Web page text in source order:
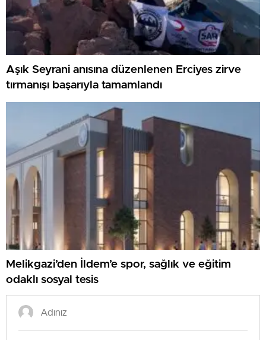
Aşık Seyrani anısına düzenlenen Erciyes zirve
tırmanışı başarıyla tamamlandı
Melikgazi’den İldem’e spor, sağlık ve eğitim
odaklı sosyal tesis